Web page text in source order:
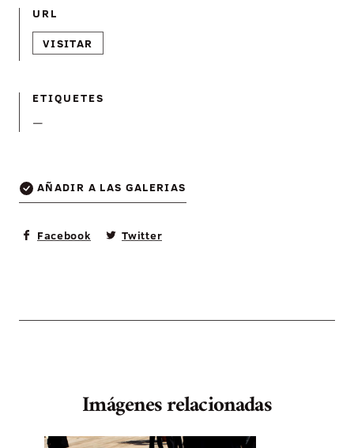
URL
VISITAR
ETIQUETES
—
AÑADIR A LAS GALERIAS
Facebook Twitter
Imágenes relacionadas